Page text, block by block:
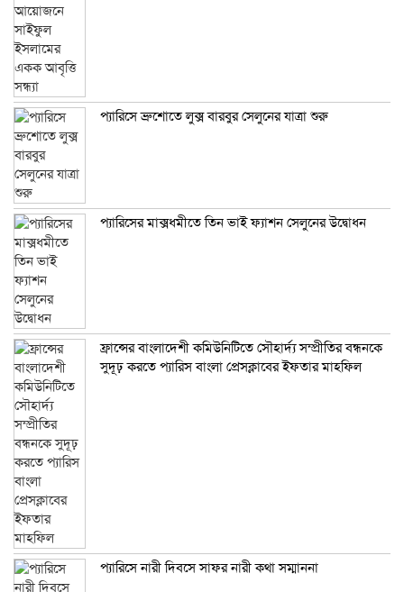
প্যারিসে ব্রুশোতে লুক্স বারবুর সেলুনের যাত্রা শুরু
প্যারিসের মাক্সধমীতে তিন ভাই ফ্যাশন সেলুনের উদ্বোধন
ফ্রান্সের বাংলাদেশী কমিউনিটিতে সৌহার্দ্য সম্প্রীতির বন্ধনকে
সুদূঢ় করতে প্যারিস বাংলা প্রেসক্লাবের ইফতার মাহফিল
প্যারিসে নারী দিবসে সাফর নারী কথা সম্মাননা